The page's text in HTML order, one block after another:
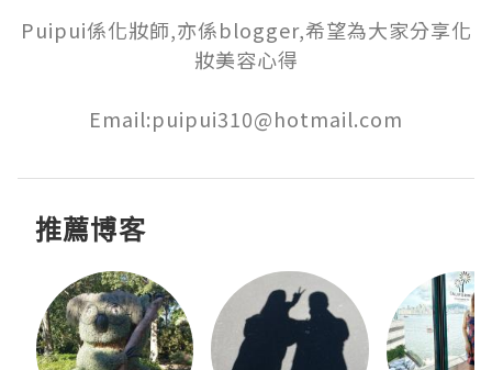
Puipui係化妝師,亦係blogger,希望為大家分享化
妝美容心得
Email:puipui310@hotmail.com
推薦博客